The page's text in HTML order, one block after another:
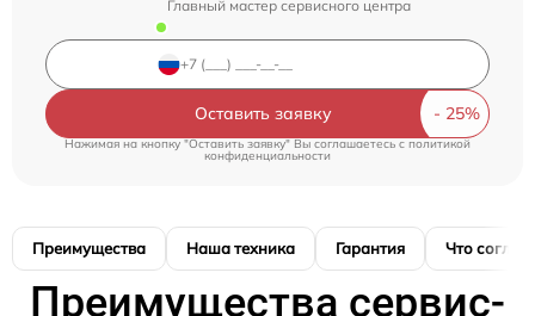
Главный мастер сервисного центра
Оставить заявку
Нажимая на кнопку "Оставить заявку" Вы соглашаетесь cполитикой
конфиденциальности
Преимущества Наша техника Гарантия Что
Преимущества сервис-